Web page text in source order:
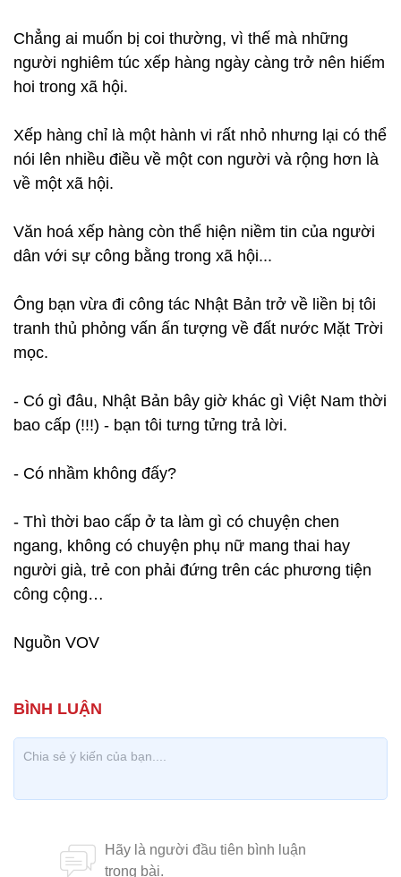
Chẳng ai muốn bị coi thường, vì thế mà những
người nghiêm túc xếp hàng ngày càng trở nên hiếm
hoi trong xã hội.
Xếp hàng chỉ là một hành vi rất nhỏ nhưng lại có thể
nói lên nhiều điều về một con người và rộng hơn là
về một xã hội.
Văn hoá xếp hàng còn thể hiện niềm tin của người
dân với sự công bằng trong xã hội...
Ông bạn vừa đi công tác Nhật Bản trở về liền bị tôi
tranh thủ phỏng vấn ấn tượng về đất nước Mặt Trời
mọc.
- Có gì đâu, Nhật Bản bây giờ khác gì Việt Nam thời
bao cấp (!!!) - bạn tôi tưng tửng trả lời.
- Có nhầm không đấy?
- Thì thời bao cấp ở ta làm gì có chuyện chen
ngang, không có chuyện phụ nữ mang thai hay
người già, trẻ con phải đứng trên các phương tiện
công cộng…
Nguồn VOV